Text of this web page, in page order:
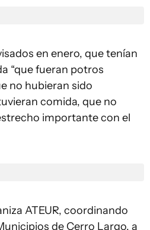
en enero, que tenían
“que fueran potros
no hubieran sido
comida, que no
importante con el
ATEUR, coordinando
de Cerro Largo, a